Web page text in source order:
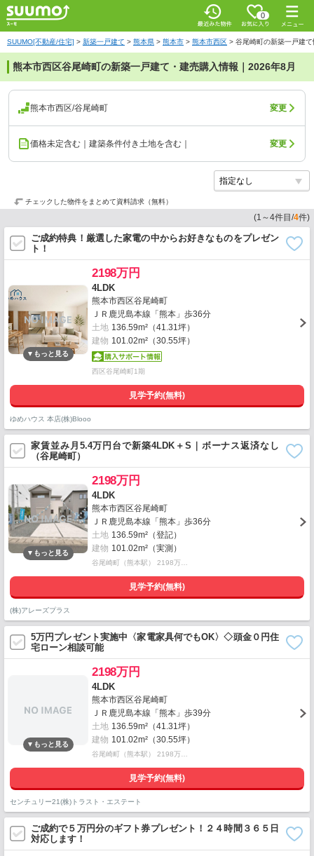
0
SUUMO[不動産/住宅] > 新築一戸建て > 熊本県 > 熊本市 > 熊本市西区 > 谷尾崎町の新築一戸建て
熊本市西区谷尾崎町の新築一戸建て・建売購入情報｜2026年8月
熊本市西区/谷尾崎町 変更
価格未定含む｜建築条件付き土地を含む｜ 変更
チェックした物件をまとめて資料請求（無料）
(1 ～4件目/4件)
ご成約特典！厳選した家電の中からお好きなものをプレゼン
ト！
2198万円
4LDK
熊本市西区谷尾崎町
ＪＲ鹿児島本線「熊本」歩36分
土地 136.59m²（41.31坪）
建物 101.02m²（30.55坪）
西区谷尾崎町1期
見学予約(無料)
ゆめハウス 本店(株)Blooo
家賃並み月5.4万円台で新築4LDK＋S｜ボーナス返済なし
（谷尾崎町）
2198万円
4LDK
熊本市西区谷尾崎町
ＪＲ鹿児島本線「熊本」歩36分
土地 136.59m²（登記）
建物 101.02m²（実測）
谷尾崎町（熊本駅） 2198万…
見学予約(無料)
(株)アレーズプラス
5万円プレゼント実施中〈家電家具何でもOK〉◇頭金０円住
宅ローン相談可能
2198万円
4LDK
熊本市西区谷尾崎町
ＪＲ鹿児島本線「熊本」歩39分
土地 136.59m²（41.31坪）
建物 101.02m²（30.55坪）
谷尾崎町（熊本駅） 2198万…
見学予約(無料)
センチュリー21(株)トラスト・エステート
ご成約で５万円分のギフト券プレゼント！２４時間３６５日
対応します！